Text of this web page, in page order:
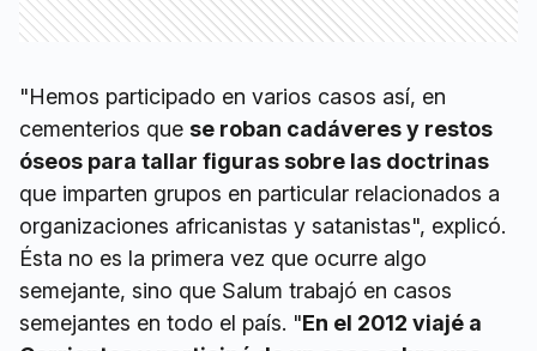
"Hemos participado en varios casos así, en
cementerios que se roban cadáveres y restos
óseos para tallar figuras sobre las doctrinas
que imparten grupos en particular relacionados a
organizaciones africanistas y satanistas", explicó.
Ésta no es la primera vez que ocurre algo
semejante, sino que Salum trabajó en casos
semejantes en todo el país. "En el 2012 viajé a